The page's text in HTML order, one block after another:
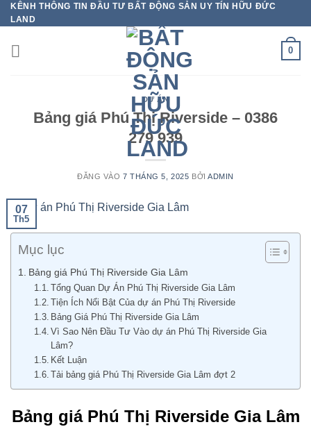
Bỏ
qua
nội
dung
KÊNH THÔNG TIN ĐẦU TƯ BẤT ĐỘNG SẢN UY TÍN HỮU ĐỨC
LAND
0
DỰ ÁN
Bảng giá Phú Thị Riverside – 0386
279 939
ĐĂNG VÀO 7 THÁNG 5, 2025 BỞIADMIN
07
Th5
Mục lục
Bảng giá Phú Thị Riverside Gia Lâm
Tổng Quan Dự Án Phú Thị Riverside Gia Lâm
Tiện Ích Nổi Bật Của dự án Phú Thị Riverside
Bảng Giá Phú Thị Riverside Gia Lâm
Vì Sao Nên Đầu Tư Vào dự án Phú Thị Riverside Gia
Lâm?
Kết Luận
Tải bảng giá Phú Thị Riverside Gia Lâm đợt 2
Bảng giá Phú Thị Riverside Gia Lâm